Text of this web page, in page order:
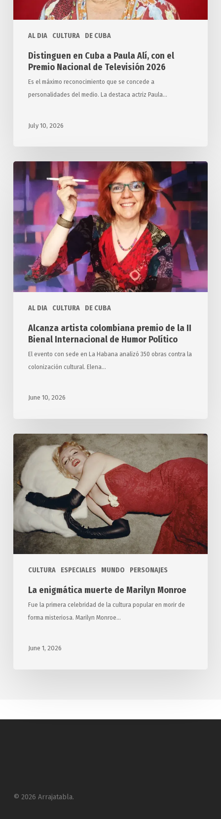
AL DIA CULTURA DE CUBA
Televisión
Distinguen en Cuba a Paula Alí, con el
Premio Nacional de Televisión 2026
Es el máximo reconocimiento que se concede a
personalidades del medio. La destaca actriz Paula…
July 10, 2026
AL DIA CULTURA DE CUBA
artista
colombiana
premio
de
la
II
Bienal
Internacional
Político
Alcanza artista colombiana premio de la II
Bienal Internacional de Humor Político
El evento con sede en La Habana analizó 350 obras contra la
colonización cultural. Elena…
June 10, 2026
CULTURA ESPECIALES MUNDO PERSONAJES
La
enigmática
muerte
de
Marilyn
Monroe
La enigmática muerte de Marilyn Monroe
Fue la primera celebridad de la cultura popular en morir de
forma misteriosa. Marilyn Monroe…
June 1, 2026
© 2026 Arrajatabla.